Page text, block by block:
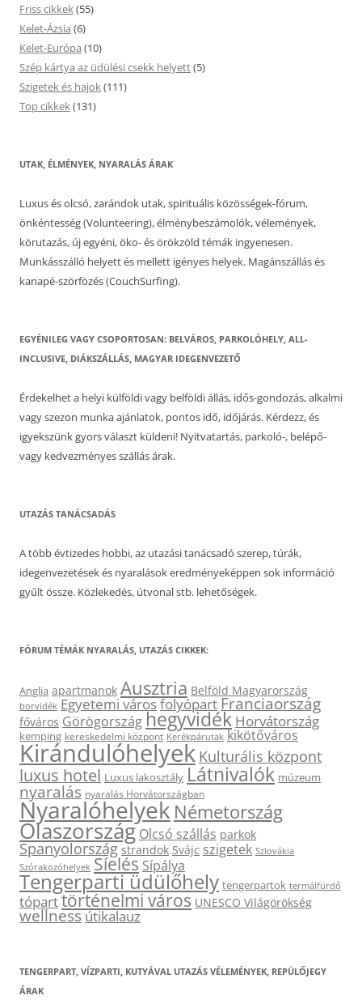
Friss cikkek (55)
Kelet-Ázsia (6)
Kelet-Európa (10)
Szép kártya az üdülési csekk helyett(5)
Szigetek és hajok (111)
Top cikkek (131)
UTAK, ÉLMÉNYEK, NYARALÁS ÁRAK
Luxus és olcsó, zarándok utak, spirituális közösségek-fórum,
önkéntesség (Volunteering), élménybeszámolók, vélemények,
körutazás, új egyéni, öko- és örökzöld témák ingyenesen.
Munkásszálló helyett és mellett igényes helyek. Magánszállás és
kanapé-szörfözés (CouchSurfing).
EGYÉNILEG VAGY CSOPORTOSAN: BELVÁROS, PARKOLÓHELY, ALL-
INCLUSIVE, DIÁKSZÁLLÁS, MAGYAR IDEGENVEZETŐ
Érdekelhet a helyi külföldi vagy belföldi állás, idős-gondozás, alkalmi
vagy szezon munka ajánlatok, pontos idő, időjárás. Kérdezz, és
igyekszünk gyors választ küldeni! Nyitvatartás, parkoló-, belépő-
vagy kedvezményes szállás árak.
UTAZÁS TANÁCSADÁS
A több évtizedes hobbi, az utazási tanácsadó szerep, túrák,
idegenvezetések és nyaralások eredményeképpen sok információ
gyűlt össze. Közlekedés, útvonal stb. lehetőségek.
FÓRUM TÉMÁK NYARALÁS, UTAZÁS CIKKEK:
Anglia apartmanok Ausztria Belföld Magyarország
borvidék Egyetemi városfolyópartFranciaország
főváros Görögországhegyvidék Horvátország
kemping kereskedelmi központ Kerékpárutak kikötőváros
Kirándulóhelyek Kulturális központ
luxus hotel Luxus lakosztály Látnivalók múzeum
nyaralás nyaralás Horvátországban
Nyaralóhelyek Németország
Olaszország Olcsó szállás parkok
Spanyolország strandok Svájc szigetek Szlovákia
Szórakozóhelyek Síelés Sípálya
Tengerparti üdülőhely tengerpartok termálfürdő
tóparttörténelmi város UNESCO Világörökség
wellnessútikalauz
TENGERPART, VÍZPARTI, KUTYÁVAL UTAZÁS VÉLEMÉNYEK, REPÜLŐJEGY
ÁRAK